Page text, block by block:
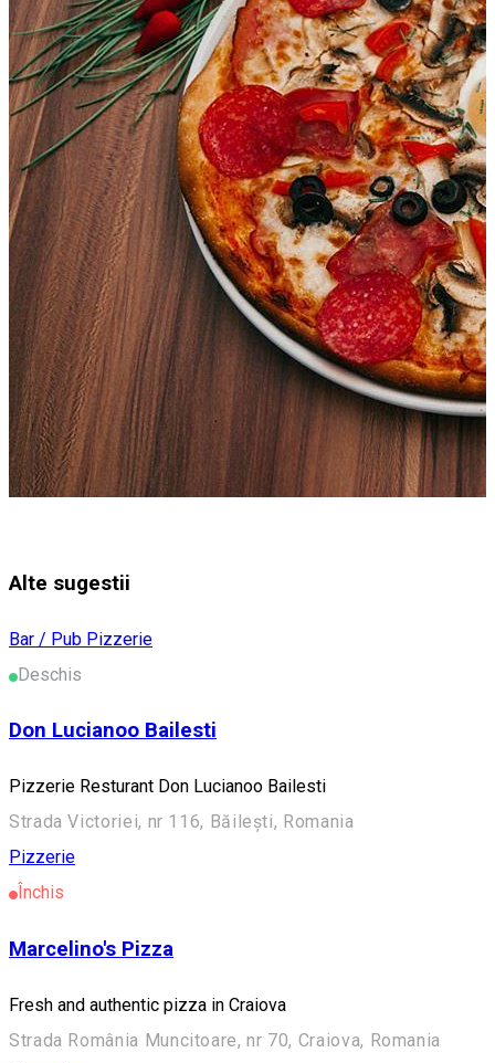
Alte sugestii
Bar / Pub Pizzerie
Deschis
Don Lucianoo Bailesti
Pizzerie Resturant Don Lucianoo Bailesti
Strada Victoriei, nr 116, Băilești, Romania
Pizzerie
Închis
Marcelino's Pizza
Fresh and authentic pizza in Craiova
Strada România Muncitoare, nr 70, Craiova, Romania